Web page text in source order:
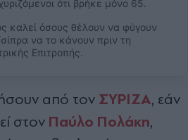
ότι βρήκε μόνο 65.
καλεί όσους θέλουν να φύγουν
να το κάνουν πριν τη
Επιτροπής.
από τον ΣΥΡΙΖΑ, εάν
στον Παύλο Πολάκη,